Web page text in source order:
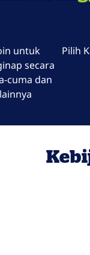
untuk
secara
cuma dan
lainnya
Pilih